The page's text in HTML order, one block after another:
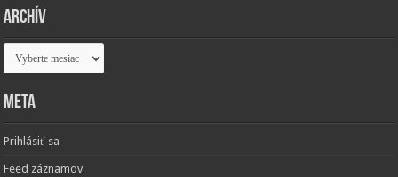
Archív
Archív
Meta
Prihlásiť sa
Feed záznamov